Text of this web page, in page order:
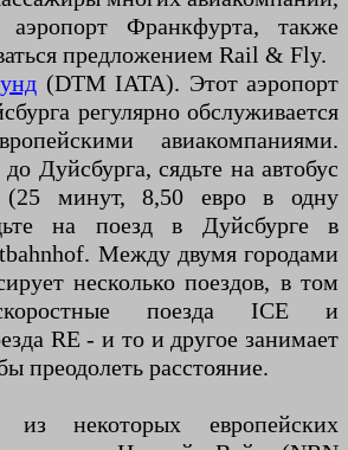
аэропорт Франкфурта, также
предложением Rail & Fly.
(DTM IATA). Этот аэропорт
регулярно обслуживается
авиакомпаниями.
Дуйсбурга, сядьте на автобус
(25 минут, 8,50 евро в одну
на поезд в Дуйсбурге в
Между двумя городами
несколько поездов, в том
поезда ICE и
RE - и то и другое занимает
преодолеть расстояние.
из некоторых европейских